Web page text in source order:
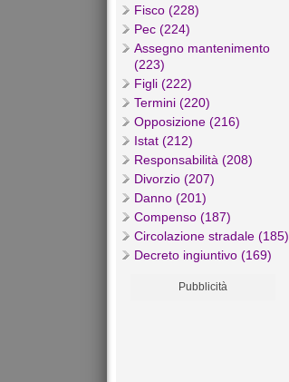
Fisco (228)
Pec (224)
Assegno mantenimento
(223)
Figli (222)
Termini (220)
Opposizione (216)
Istat (212)
Responsabilità (208)
Divorzio (207)
Danno (201)
Compenso (187)
Circolazione stradale (185)
Decreto ingiuntivo (169)
Pubblicità